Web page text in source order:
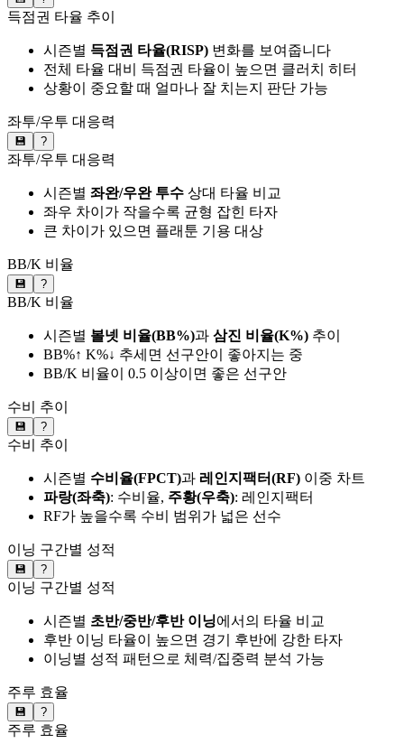
득점권 타율 추이
시즌별 득점권 타율(RISP) 변화를 보여줍니다
전체 타율 대비 득점권 타율이 높으면 클러치 히터
상황이 중요할 때 얼마나 잘 치는지 판단 가능
좌투/우투 대응력
💾 ?
좌투/우투 대응력
시즌별 좌완/우완 투수 상대 타율 비교
좌우 차이가 작을수록 균형 잡힌 타자
큰 차이가 있으면 플래툰 기용 대상
BB/K 비율
💾 ?
BB/K 비율
시즌별 볼넷 비율(BB%)과 삼진 비율(K%) 추이
BB%↑ K%↓ 추세면 선구안이 좋아지는 중
BB/K 비율이 0.5 이상이면 좋은 선구안
수비 추이
💾 ?
수비 추이
시즌별 수비율(FPCT)과 레인지팩터(RF) 이중 차트
파랑(좌축): 수비율, 주황(우축): 레인지팩터
RF가 높을수록 수비 범위가 넓은 선수
이닝 구간별 성적
💾 ?
이닝 구간별 성적
시즌별 초반/중반/후반 이닝에서의 타율 비교
후반 이닝 타율이 높으면 경기 후반에 강한 타자
이닝별 성적 패턴으로 체력/집중력 분석 가능
주루 효율
💾 ?
주루 효율